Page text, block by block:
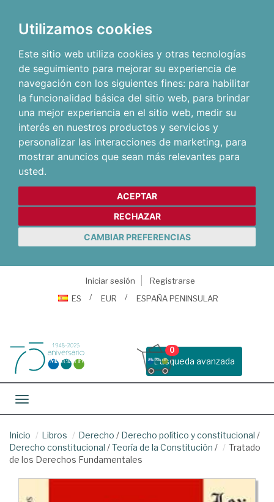
Utilizamos cookies
Este sitio web utiliza cookies y otras tecnologías
de seguimiento para mejorar su experiencia de
navegación con los siguientes fines: para habilitar
la funcionalidad básica del sitio web, para brindar
una mejor experiencia en el sitio web, medir su
interés en nuestros productos y servicios y
personalizar las interacciones de marketing, para
mostrar anuncios que sean más relevantes para
usted.
ACEPTAR
RECHAZAR
CAMBIAR PREFERENCIAS
Iniciar sesión
Registrarse
ES
EUR ESPAÑA PENINSULAR
Busqueda avanzada
0
Toggle navigation
Inicio Libros Derecho / Derecho político y constitucional /
Derecho constitucional /Teoría de la Constitución /
Tratado
de los Derechos Fundamentales